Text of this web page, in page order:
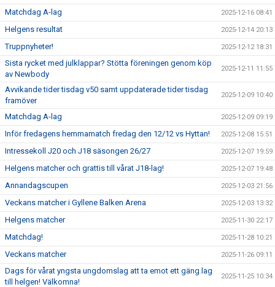
Matchdag A-lag 2025-12-16 08:41
Helgens resultat 2025-12-14 20:13
Truppnyheter! 2025-12-12 18:31
Sista rycket med julklappar? Stötta föreningen genom köp
av Newbody
2025-12-11 11:55
Avvikande tider tisdag v50 samt uppdaterade tider tisdag
framöver
2025-12-09 10:40
Matchdag A-lag 2025-12-09 09:19
Inför fredagens hemmamatch fredag den 12/12 vs Hyttan! 2025-12-08 15:51
Intressekoll J20 och J18 säsongen 26/27 2025-12-07 19:59
Helgens matcher och grattis till vårat J18-lag! 2025-12-07 19:48
Annandagscupen 2025-12-03 21:56
Veckans matcher i Gyllene Balken Arena 2025-12-03 13:32
Helgens matcher 2025-11-30 22:17
Matchdag! 2025-11-28 10:21
Veckans matcher 2025-11-26 09:11
Dags för vårat yngsta ungdomslag att ta emot ett gäng lag
till helgen! Välkomna!
2025-11-25 10:34